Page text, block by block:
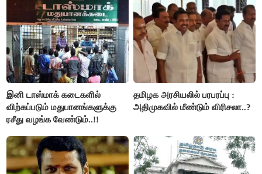
இனி டாஸ்மாக் கடைகளில்
விற்கப்படும் மதுபானங்களுக்கு
ரசீது வழங்க வேண்டும்..!!
தமிழக அரசியலில் பரபரப்பு :
அதிமுகவில் மீண்டும் விரிசலா..?